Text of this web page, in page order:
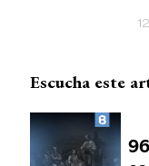
Escucha este